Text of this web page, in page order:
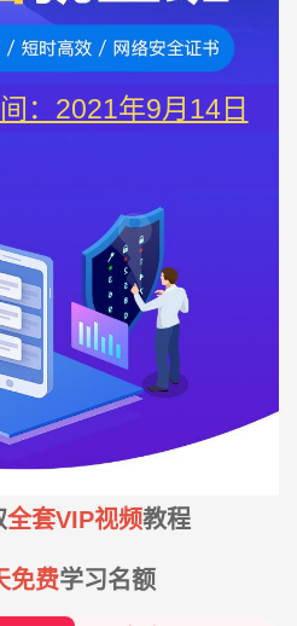
：2021年9月14日
全套VIP视频教程
免费学习名额